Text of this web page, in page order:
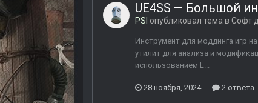
UE4SS — Большой
PSI опубликовал тема в Софт
Инструмент для моддинга игр
утилит для анализа и
использованием L...
28 ноября, 2024 2 ответа